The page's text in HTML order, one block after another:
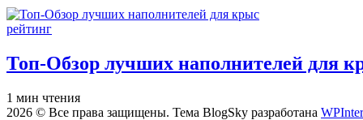
Опубликовано
рейтинг
Топ-Обзор лучших наполнителей для
Расчётное
время
1 мин чтения
2026 © Все права защищены. Тема BlogSky разработана